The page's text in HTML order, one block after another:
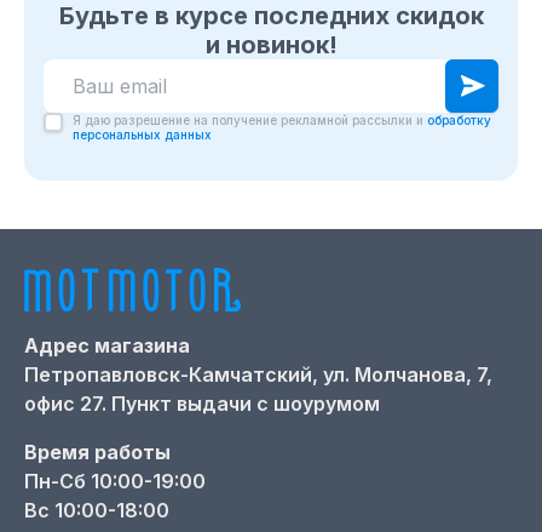
Будьте в курсе последних скидок
и новинок!
Я даю разрешение на получение рекламной рассылки и обработку
персональных данных
Адрес магазина
Петропавловск-Камчатский, ул. Молчанова, 7,
офис 27. Пункт выдачи с шоурумом
Время работы
Пн-Сб 10:00-19:00
Вс 10:00-18:00